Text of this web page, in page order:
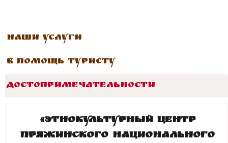
Наши услуги
В помощь туристу
Достопримечательности
«Этнокультурный центр
Пряжинского национального